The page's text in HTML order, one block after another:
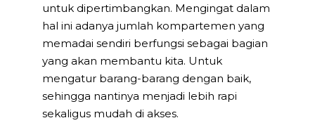
untuk dipertimbangkan. Mengingat dalam
hal ini adanya jumlah kompartemen yang
memadai sendiri berfungsi sebagai bagian
yang akan membantu kita. Untuk
mengatur barang-barang dengan baik,
sehingga nantinya menjadi lebih rapi
sekaligus mudah di akses.